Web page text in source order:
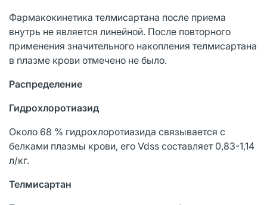
Фармакокинетика телмисартана после приема
внутрь не является линейной. После повторного
применения значительного накопления телмисартана
в плазме крови отмечено не было.
Распределение
Гидрохлоротиазид
Около 68 % гидрохлоротиазида связывается с
белками плазмы крови, его Vdss составляет 0,83-1,14
л/кг.
Телмисартан